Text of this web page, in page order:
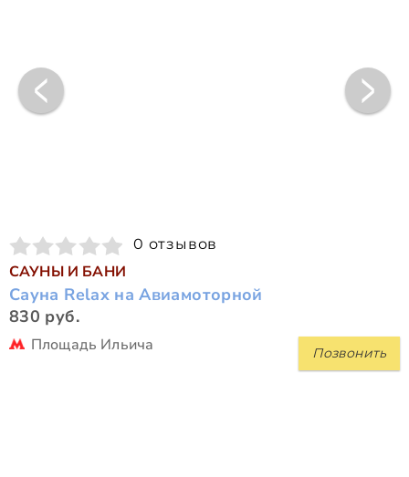
0 отзывов
САУНЫ И БАНИ
Сауна Relax на Авиамоторной
830 руб.
Позвонить
Площадь Ильича